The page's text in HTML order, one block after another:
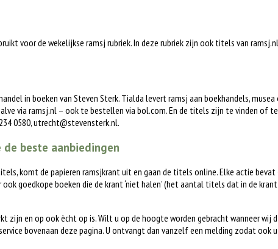
voor de wekelijkse ramsj rubriek. In deze rubriek zijn ook titels van
in boeken van Steven Sterk. Tialda levert ramsj aan boekhandels, musea
via ramsj.nl – ook te bestellen via bol.com. En de titels zijn te vinden of
0580,utrecht@stevensterk.nl.
beste aanbiedingen
komt de papieren ramsjkrant uit en gaan de titels online. Elke actie bevat
goedkope boeken die de krant ‘niet halen’ (het aantal titels dat in de
zijn en op ook ècht op is. Wilt u op de hoogte worden gebracht wanneer wij
bovenaan deze pagina. U ontvangt dan vanzelf een melding zodat ook